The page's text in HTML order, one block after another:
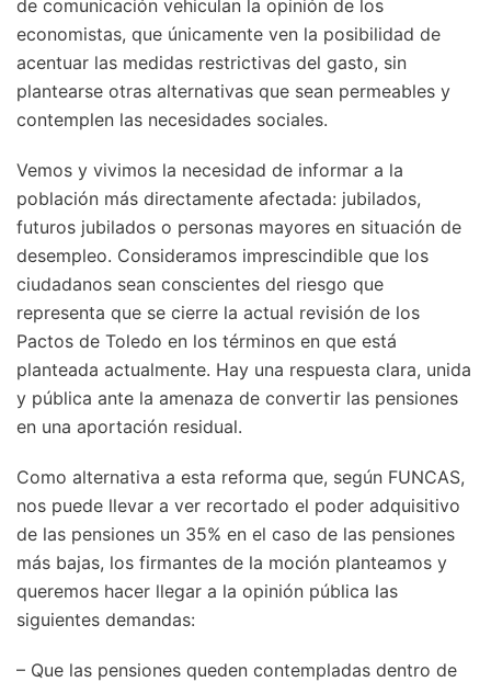
de comunicación vehiculan la opinión de los
economistas, que únicamente ven la posibilidad de
acentuar las medidas restrictivas del gasto, sin
plantearse otras alternativas que sean permeables y
contemplen las necesidades sociales.
Vemos y vivimos la necesidad de informar a la
población más directamente afectada: jubilados,
futuros jubilados o personas mayores en situación de
desempleo. Consideramos imprescindible que los
ciudadanos sean conscientes del riesgo que
representa que se cierre la actual revisión de los
Pactos de Toledo en los términos en que está
planteada actualmente. Hay una respuesta clara, unida
y pública ante la amenaza de convertir las pensiones
en una aportación residual.
Como alternativa a esta reforma que, según FUNCAS,
nos puede llevar a ver recortado el poder adquisitivo
de las pensiones un 35% en el caso de las pensiones
más bajas, los firmantes de la moción planteamos y
queremos hacer llegar a la opinión pública las
siguientes demandas:
– Que las pensiones queden contempladas dentro de